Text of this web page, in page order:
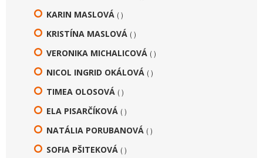
KARIN MASLOVÁ ( )
KRISTÍNA MASLOVÁ ( )
VERONIKA MICHALICOVÁ ( )
NICOL INGRID OKÁLOVÁ ( )
TIMEA OLOSOVÁ ( )
ELA PISARČÍKOVÁ ( )
NATÁLIA PORUBANOVÁ ( )
SOFIA PŠITEKOVÁ ( )